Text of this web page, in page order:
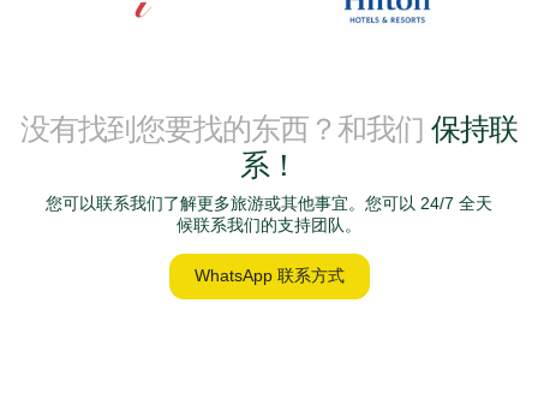
没有找到您要找的东西？和我们 保持联
系！
您可以联系我们了解更多旅游或其他事宜。您可以 24/7 全天
候联系我们的支持团队。
WhatsApp 联系方式